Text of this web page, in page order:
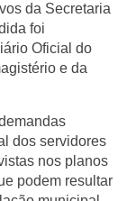
da Secretaria
foi
Oficial do
e da
dos servidores
nos planos
podem resultar